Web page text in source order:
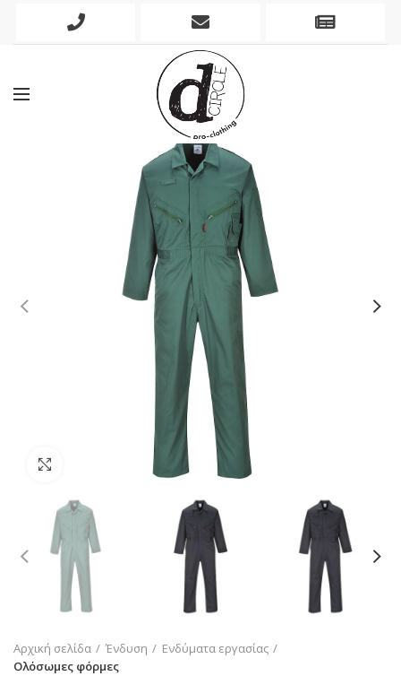
Phone
Mobile
Αρχική σελίδα Ένδυση
Ενδύματα εργασίας
Ολόσωμες φόρμες